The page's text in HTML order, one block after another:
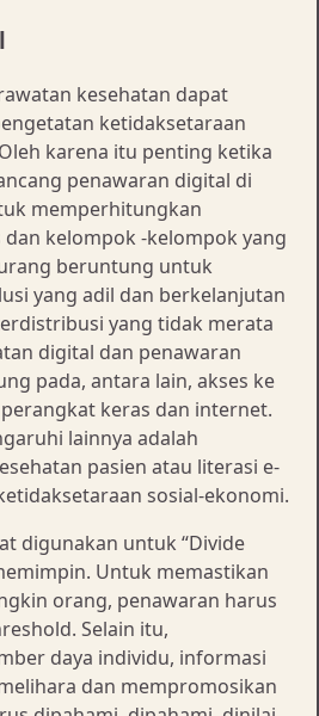
kesehatan dapat
ketidaksetaraan
karena itu penting ketika
penawaran digital di
memperhitungkan
kelompok -kelompok yang
beruntung untuk
yang adil dan berkelanjutan
yang tidak merata
digital dan penawaran
pada, antara lain, akses ke
keras dan internet.
lainnya adalah
pasien atau literasi e-
sosial-ekonomi.
digunakan untuk “Divide
Untuk memastikan
orang, penawaran harus
Selain itu,
daya individu, informasi
dan mempromosikan